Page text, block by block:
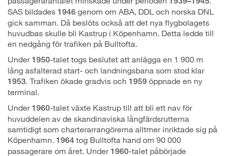
SAS bildades 1946 genom om ABA, DDL och norska DNL
gick samman. Då beslöts också att det nya flygbolagets
huvudbas skulle bli Kastrup i Köpenhamn. Detta ledde till
en nedgång för trafiken på Bulltofta.
Under1950-talet togs beslutet att anlägga en 1 900 m
lång asfalterad start- och landningsbana som stod klar
1953. Trafiken ökade gradvis och 1959 öppnade en ny
terminal.
Under1960-talet växte Kastrup till att bli ett nav för
huvuddelen av de skandinaviska långfärdsrutterna
samtidigt som charterarrangörerna alltmer inriktade sig på
Köpenhamn. 1964 tog Bulltofta hand om 90 000
passagerare om året. Under1960-talet påbörjade